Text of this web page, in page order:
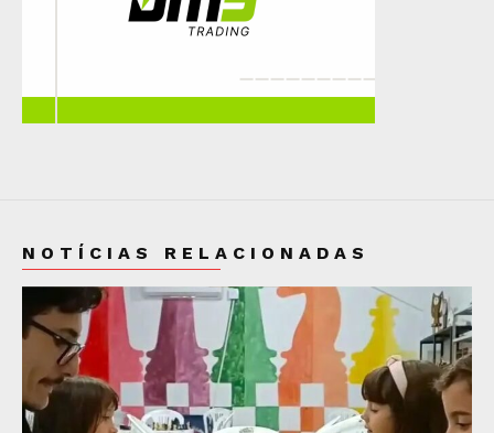
NOTÍCIAS RELACIONADAS